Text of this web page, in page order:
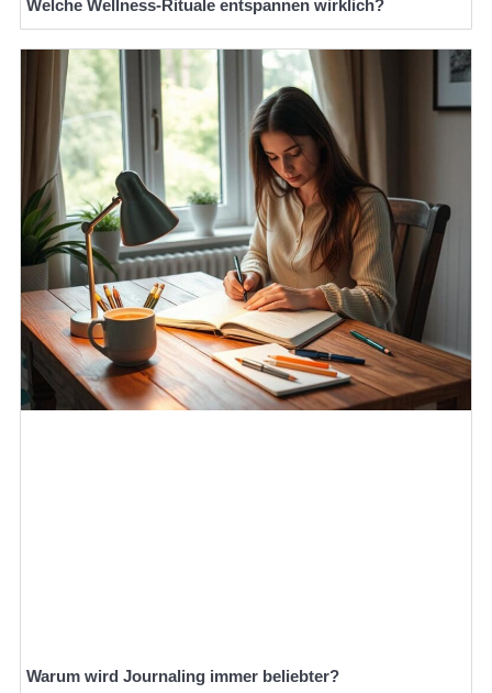
Welche Wellness-Rituale entspannen wirklich?
Warum wird Journaling immer beliebter?